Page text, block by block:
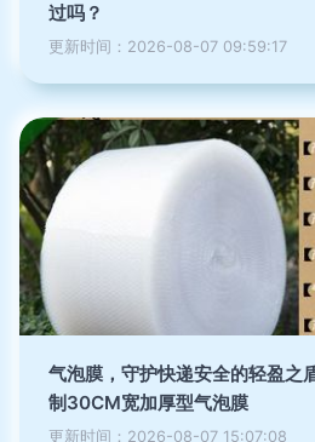
过吗？
更新时间：2026-08-07 09:59:17
气泡膜，守护快递安全的轻盈
制30CM宽加厚型气泡膜
更新时间：2026-08-07 15:07:08